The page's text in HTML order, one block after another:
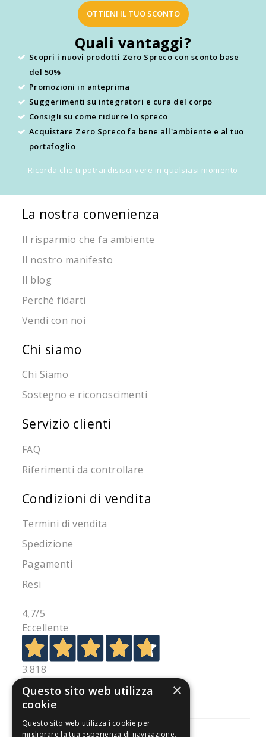
OTTIENI IL TUO SCONTO
Quali vantaggi?
Scopri i nuovi prodotti Zero Spreco con sconto base
del 50%
Promozioni in anteprima
Suggerimenti su integratori e cura del corpo
Consigli su come ridurre lo spreco
Acquistare Zero Spreco fa bene all'ambiente e al tuo
portafoglio
Ricorda che ti potrai disiscrivere in qualsiasi momento
La nostra convenienza
Il risparmio che fa ambiente
Il nostro manifesto
Il blog
Perché fidarti
Vendi con noi
Chi siamo
Chi Siamo
Sostegno e riconoscimenti
Servizio clienti
FAQ
Riferimenti da controllare
Condizioni di vendita
Termini di vendita
Spedizione
Pagamenti
Resi
4,7/5
Eccellente
3.818
Recensioni
×
Questo sito web utilizza
cookie
Questo sito web utilizza i cookie per
migliorare la tua esperienza di navigazione.